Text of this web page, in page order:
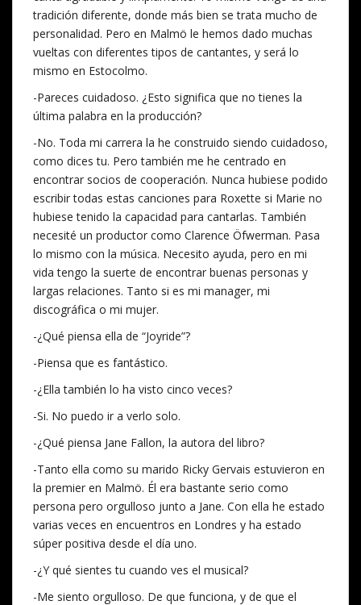
tradición diferente, donde más bien se trata mucho de
personalidad. Pero en Malmö le hemos dado muchas
vueltas con diferentes tipos de cantantes, y será lo
mismo en Estocolmo.
-Pareces cuidadoso. ¿Esto significa que no tienes la
última palabra en la producción?
-No. Toda mi carrera la he construido siendo cuidadoso,
como dices tu. Pero también me he centrado en
encontrar socios de cooperación. Nunca hubiese podido
escribir todas estas canciones para Roxette si Marie no
hubiese tenido la capacidad para cantarlas. También
necesité un productor como Clarence Öfwerman. Pasa
lo mismo con la música. Necesito ayuda, pero en mi
vida tengo la suerte de encontrar buenas personas y
largas relaciones. Tanto si es mi manager, mi
discográfica o mi mujer.
-¿Qué piensa ella de “Joyride”?
-Piensa que es fantástico.
-¿Ella también lo ha visto cinco veces?
-Si. No puedo ir a verlo solo.
-¿Qué piensa Jane Fallon, la autora del libro?
-Tanto ella como su marido Ricky Gervais estuvieron en
la premier en Malmö. Él era bastante serio como
persona pero orgulloso junto a Jane. Con ella he estado
varias veces en encuentros en Londres y ha estado
súper positiva desde el día uno.
-¿Y qué sientes tu cuando ves el musical?
-Me siento orgulloso. De que funciona, y de que el